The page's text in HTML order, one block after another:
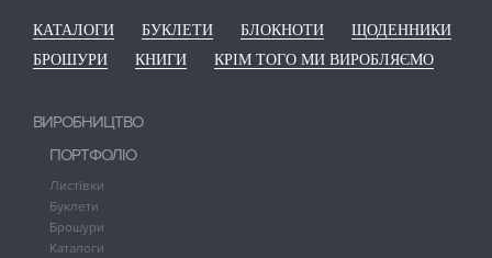
КАТАЛОГИ БУКЛЕТИ БЛОКНОТИ
ЩОДЕННИКИ
БРОШУРИ
КНИГИ КРІМ ТОГО МИ ВИРОБЛЯЄМО
ВИРОБНИЦТВО
ПОРТФОЛІО
Листівки
Буклети
Брошури
Каталоги